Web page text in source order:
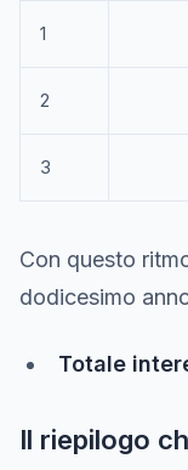
1
2
3
Con questo
dodicesimo
Totale
Il riepilogo